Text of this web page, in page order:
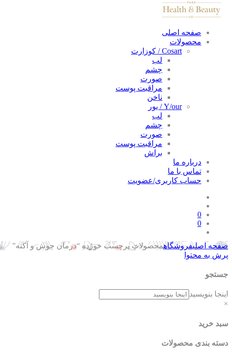
صفحه اصلی
محصولات
Cosart / کوزارت
لب
چشم
صورت
مراقبت پوست
ناخن
Y/our / یور
لب
چشم
صورت
مراقبت پوست
براش
درباره ما
تماس با ما
حساب کاربری/عضویت
0
0
صفحه اصلیفروشگاهمحصولات برچسب خورده “درمان جوش و آکنه”
پرش به محتوا
جستجو
اینجا بنویسید
×
سبد خرید
دسته بندی محصولات